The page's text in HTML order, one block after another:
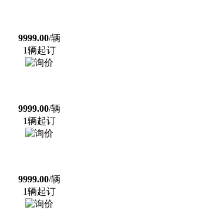
9999.00/辆
1辆起订
9999.00/辆
1辆起订
9999.00/辆
1辆起订